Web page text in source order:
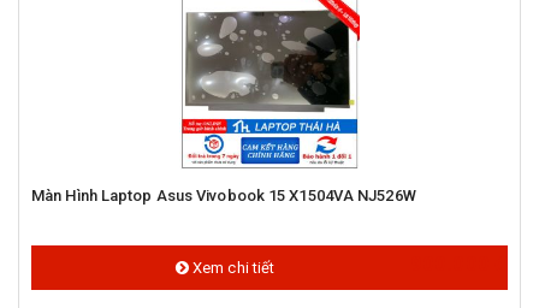
Màn Hình Laptop Asus Vivobook 15 X1504VA NJ526W
Xem chi tiết